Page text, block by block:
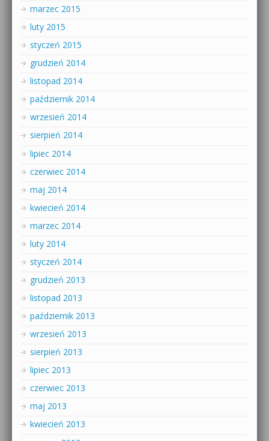
marzec 2015
luty 2015
styczeń 2015
grudzień 2014
listopad 2014
październik 2014
wrzesień 2014
sierpień 2014
lipiec 2014
czerwiec 2014
maj 2014
kwiecień 2014
marzec 2014
luty 2014
styczeń 2014
grudzień 2013
listopad 2013
październik 2013
wrzesień 2013
sierpień 2013
lipiec 2013
czerwiec 2013
maj 2013
kwiecień 2013